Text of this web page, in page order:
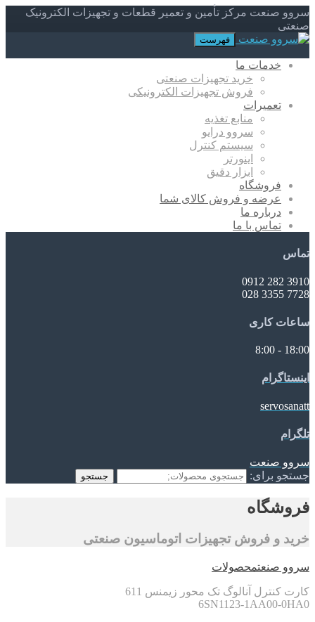
سروو صنعت مرکز تأمین و تعمیر قطعات و تجهیزات الکترونیک
صنعتی
فهرست
خدمات ما
خرید تجهیزات صنعتی
فروش تجهیزات الکترونیکی
تعمیرات
منابع تغذیه
سروو درایو
سیستم کنترل
اینورتر
ابزار دقیق
فروشگاه
عرضه و فروش کالای شما
درباره ما
تماس با ما
تماس
3910 282 0912
7728 3355 028
ساعات کاری
18:00 - 8:00
اینستاگرام
servosanatt
تلگرام
سروو صنعت
جستجو برای:
جستجو
فروشگاه
خرید و فروش تجهیزات اتوماسیون صنعتی
سروو صنعتمحصولات
کارت کنترل آنالوگ تک محور زیمنس 611
6SN1123-1AA00-0HA0